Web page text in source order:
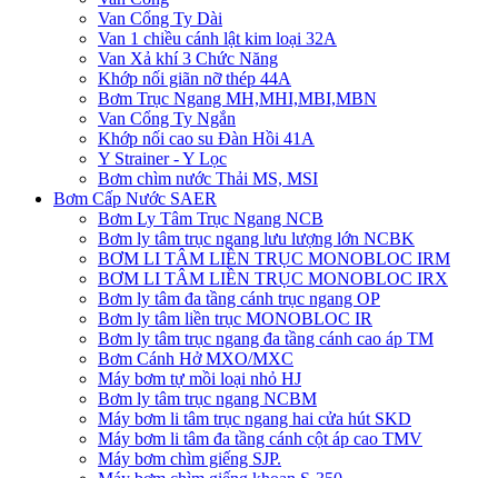
Van Cổng Ty Dài
Van 1 chiều cánh lật kim loại 32A
Van Xả khí 3 Chức Năng
Khớp nối giãn nỡ thép 44A
Bơm Trục Ngang MH,MHI,MBI,MBN
Van Cổng Ty Ngắn
Khớp nối cao su Đàn Hồi 41A
Y Strainer - Y Lọc
Bơm chìm nước Thải MS, MSI
Bơm Cấp Nước SAER
Bơm Ly Tâm Trục Ngang NCB
Bơm ly tâm trục ngang lưu lượng lớn NCBK
BƠM LI TÂM LIỀN TRỤC MONOBLOC IRM
BƠM LI TÂM LIỀN TRỤC MONOBLOC IRX
Bơm ly tâm đa tầng cánh trục ngang OP
Bơm ly tâm liền trục MONOBLOC IR
Bơm ly tâm trục ngang đa tầng cánh cao áp TM
Bơm Cánh Hở MXO/MXC
Máy bơm tự mồi loại nhỏ HJ
Bơm ly tâm trục ngang NCBM
Máy bơm li tâm trục ngang hai cửa hút SKD
​Máy bơm li tâm đa tầng cánh cột áp cao TMV
Máy bơm chìm giếng SJP.